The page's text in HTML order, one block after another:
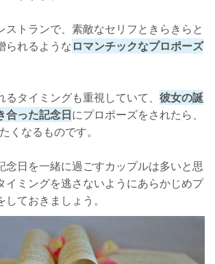
ストランで、素敵なセリフときらきらと
られるようなロマンチックなプロポーズ
タイミングも重視していて、 彼女の誕
合った記念日にプロポーズをされたら、
くなるものです。
念日を一緒に過ごすカップルは多いと思
イミングを逃さないようにあらかじめプ
ておきましょう。